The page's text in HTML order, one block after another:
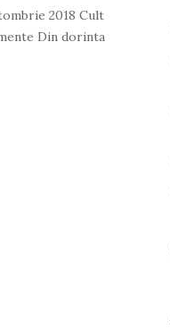
2018 Cult
Din dorinta